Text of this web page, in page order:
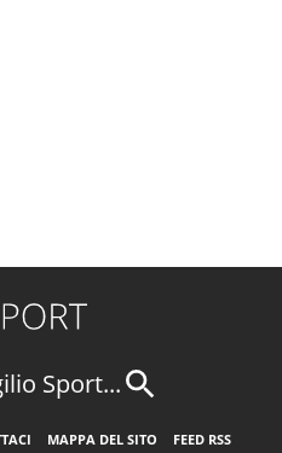
Sport...
MAPPA DEL SITO FEED RSS